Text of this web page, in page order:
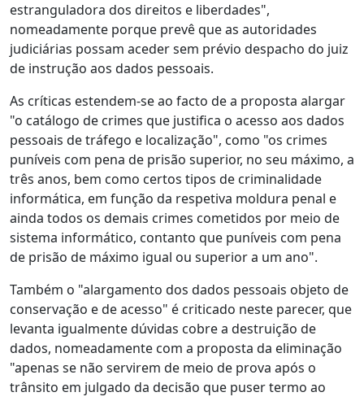
estranguladora dos direitos e liberdades",
nomeadamente porque prevê que as autoridades
judiciárias possam aceder sem prévio despacho do juiz
de instrução aos dados pessoais.
As críticas estendem-se ao facto de a proposta alargar
"o catálogo de crimes que justifica o acesso aos dados
pessoais de tráfego e localização", como "os crimes
puníveis com pena de prisão superior, no seu máximo, a
três anos, bem como certos tipos de criminalidade
informática, em função da respetiva moldura penal e
ainda todos os demais crimes cometidos por meio de
sistema informático, contanto que puníveis com pena
de prisão de máximo igual ou superior a um ano".
Também o "alargamento dos dados pessoais objeto de
conservação e de acesso" é criticado neste parecer, que
levanta igualmente dúvidas cobre a destruição de
dados, nomeadamente com a proposta da eliminação
"apenas se não servirem de meio de prova após o
trânsito em julgado da decisão que puser termo ao